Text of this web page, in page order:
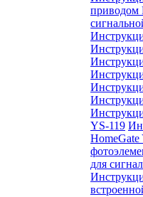
приводом
YS-119
HomeGate
для